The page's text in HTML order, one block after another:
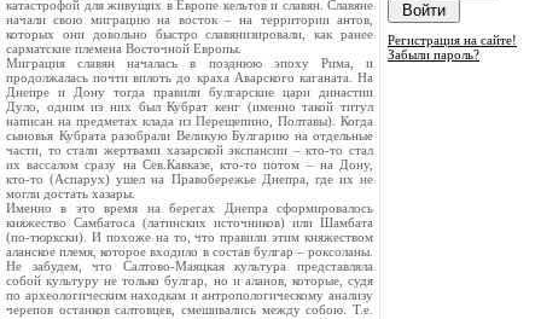
катастрофой для живущих в Европе кельтов и славян. Славяне
начали свою миграцию на восток – на территории антов,
которых они довольно быстро славянизировали, как ранее
сарматские племена Восточной Европы.
Миграция славян началась в позднюю эпоху Рима, и
продолжалась почти вплоть до краха Аварского каганата. На
Днепре и Дону тогда правили булгарские цари династии
Дуло, одним из них был Кубрат кенг (именно такой титул
написан на предметах клада из Перещепино, Полтавы). Когда
сыновья Кубрата разобрали Великую Булгарию на отдельные
части, то стали жертвами хазарской экспансии – кто-то стал
их вассалом сразу на Сев.Кавказе, кто-то потом – на Дону,
кто-то (Аспарух) ушел на Правобережье Днепра, где их не
могли достать хазары.
Именно в это время на берегах Днепра сформировалось
княжество Самбатоса (латинских источников) или Шамбата
(по-тюркски). И похоже на то, что правили этим княжеством
аланское племя, которое входило в состав булгар – роксоланы.
Не забудем, что Салтово-Маяцкая культура представляла
собой культуру не только булгар, но и аланов, которые, судя
по археологическим находкам и антропологическому анализу
черепов останков салтовцев, смешивались между собою. Т.е.
Регистрация на сайте!
Забыли пароль?